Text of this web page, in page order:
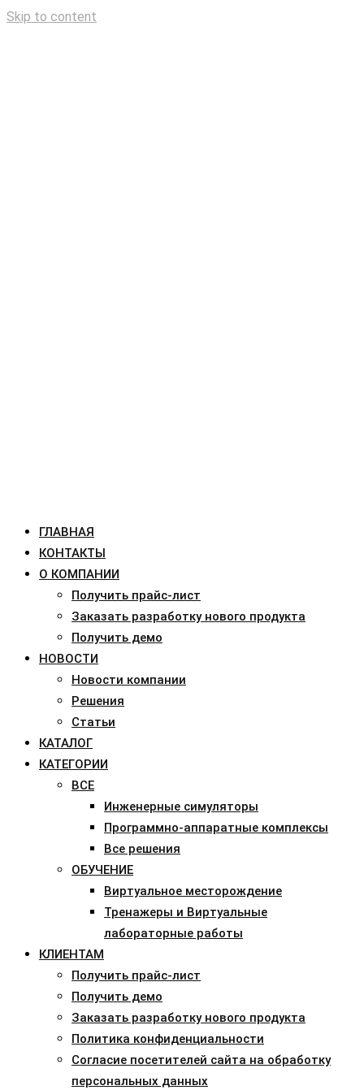
Skip to content
ГЛАВНАЯ
КОНТАКТЫ
О КОМПАНИИ
Получить прайс-лист
Заказать разработку нового продукта
Получить демо
НОВОСТИ
Новости компании
Решения
Статьи
КАТАЛОГ
КАТЕГОРИИ
ВСЕ
Инженерные симуляторы
Программно-аппаратные комплексы
Все решения
ОБУЧЕНИЕ
Виртуальное месторождение
Тренажеры и Виртуальные
лабораторные работы
КЛИЕНТАМ
Получить прайс-лист
Получить демо
Заказать разработку нового продукта
Политика конфиденциальности
Согласие посетителей сайта на обработку
персональных данных